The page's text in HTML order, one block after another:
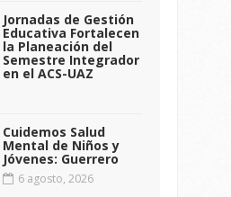
Jornadas de Gestión
Educativa Fortalecen
la Planeación del
Semestre Integrador
en el ACS-UAZ
Cuidemos Salud
Mental de Niños y
Jóvenes: Guerrero
6 agosto, 2026